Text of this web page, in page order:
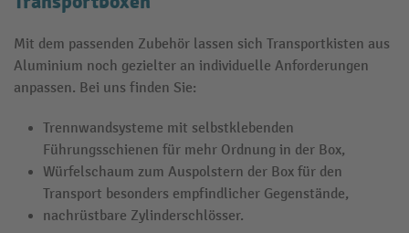
Mit dem passenden Zubehör lassen sich Transportkisten aus
Aluminium noch gezielter an individuelle Anforderungen
anpassen. Bei uns finden Sie:
Trennwandsysteme mit selbstklebenden
Führungsschienen für mehr Ordnung in der Box,
Würfelschaum zum Auspolstern der Box für den
Transport besonders empfindlicher Gegenstände,
nachrüstbare Zylinderschlösser.